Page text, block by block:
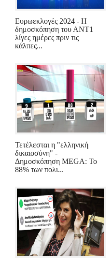
Ευρωεκλογές 2024 - Η
δημοσκόπηση του ΑΝΤ1
λίγες ημέρες πριν τις
κάλπες...
Τετέλεσται η "ελληνική
δικαιοσύνη" -
Δημοσκόπηση MEGA: Το
88% των πολι...